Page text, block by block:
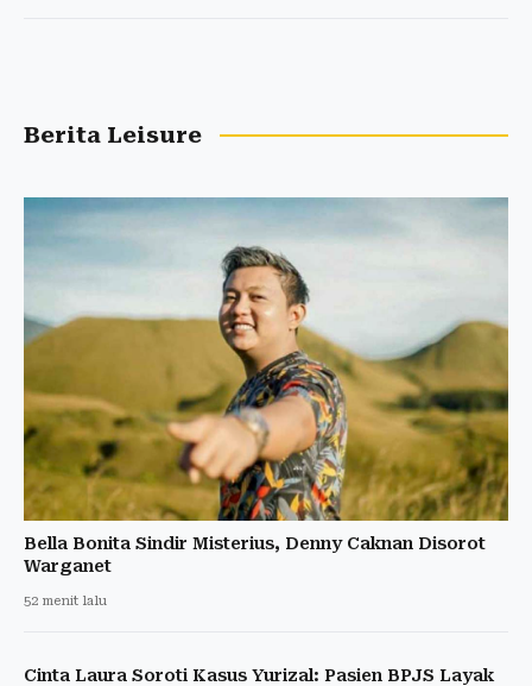
Berita Leisure
Bella Bonita Sindir Misterius, Denny Caknan Disorot
Warganet
52 menit lalu
Cinta Laura Soroti Kasus Yurizal: Pasien BPJS Layak